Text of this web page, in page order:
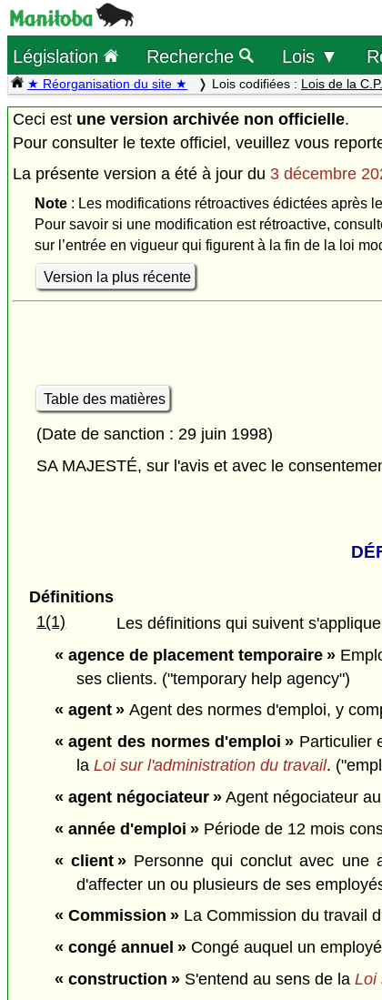
Législation Recherche Lois ▼
★ Réorganisation du site ★ Lois codifiées : Lois de la
Ceci est une version archivée non officielle.
Pour consulter le texte officiel, veuillez vous
La présente version a été à jour du 3 décembre
Note: Les modifications rétroactives édictées après
Pour savoir si une modification est rétroactive,
sur l’entrée en vigueur qui figurent à la fin de la loi
Version la plus récente
Table des matières
(Date de sanction : 29 juin 1998)
SA MAJESTÉ, sur l'avis et avec le
Définitions
1(1)
Les définitions qui suivent
« agence de placement temporaire »
ses clients. ("temporary help agency")
« agent »Agent des normes d'emploi, y
« agent des normes d'emploi » Particulier
laLoi sur l'administration du travail.
« agent négociateur »Agent négociateur
« année d'emploi »Période de 12 mois
« client »Personne qui conclut avec une
d'affecter un ou plusieurs de ses
« Commission »La Commission du travail
« congé annuel »Congé auquel un
« construction »S'entend au sens de laLoi